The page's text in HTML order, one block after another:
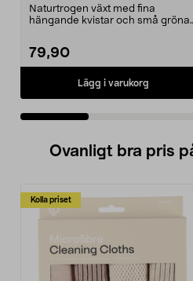
Naturtrogen växt med fina
hängande kvistar och små gröna
79,90
Lägg i varukorg
Ovanligt bra pris
Kolla priset